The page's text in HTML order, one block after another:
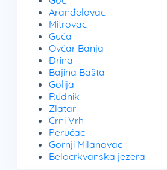
Aranđelovac
Mitrovac
Guča
Ovčar Banja
Drina
Bajina Bašta
Golija
Rudnik
Zlatar
Crni Vrh
Perućac
Gornji Milanovac
Belocrkvanska jezera